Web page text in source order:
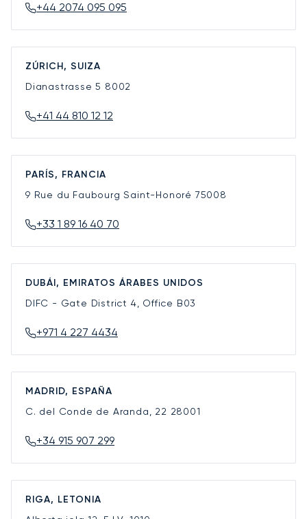
+44 2074 095 095
ZÚRICH, SUIZA
Dianastrasse 5 8002
+41 44 810 12 12
PARÍS, FRANCIA
9 Rue du Faubourg Saint-Honoré 75008
+33 1 89 16 40 70
DUBÁI, EMIRATOS ÁRABES UNIDOS
DIFC - Gate District 4, Office B03
+971 4 227 4434
MADRID, ESPAÑA
C. del Conde de Aranda, 22 28001
+34 915 907 299
RIGA, LETONIA